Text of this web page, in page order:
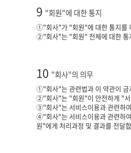
9 "회원"에 대한 통지
①"회사"가 "회원"에 대한 통지를
②"회사"는 "회원" 전체에 대한 통
10 "회사"의 의무
①"회사"는 관련법과 이 약관이 금
②"회사"는 "회원"이 안전하게 "서
③"회사"는 서비스이용과 관련하
④"회사"는 서비스이용과 관련하
원"에게 처리과정 및 결과를 전달